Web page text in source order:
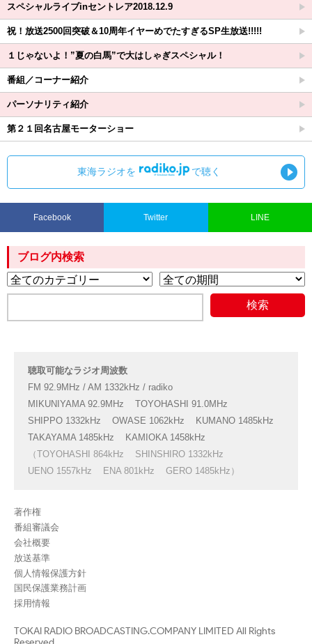
スペシャルライブinセントレア2018.12.9
祝！放送2500回突破＆10周年イヤーめでたすぎるSP生放送!!!!!
１じゃないよ！”夏の白馬”で大はしゃぎスペシャル！
番組／コーナー紹介
パーソナリティ紹介
第２１回名古屋モーターショー
東海ラジオを で聴く
Facebook Twitter LINE
ブログ内検索
聴取可能なラジオ周波数
FM 92.9MHz / AM 1332kHz / radiko
MIKUNIYAMA 92.9MHz
TOYOHASHI 91.0MHz
SHIPPO 1332kHz
OWASE 1062kHz
KUMANO 1485kHz
TAKAYAMA 1485kHz
KAMIOKA 1458kHz
（TOYOHASHI 864kHz
SHINSHIRO 1332kHz
UENO 1557kHz
ENA 801kHz GERO 1485kHz）
著作権
番組審議会
会社概要
放送基準
個人情報保護方針
国民保護業務計画
採用情報
TOKAI RADIO BROADCASTING.COMPANY LIMITED All Rights